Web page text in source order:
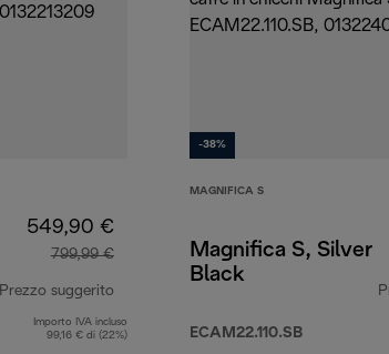
549,90 €
799,99 €
Prezzo suggerito
prezzo originale 799,99 €
Importo IVA incluso
99,16 € di (22%)
-38%
MAGNIFICA S
Magnifica S, Silver
Black
ECAM22.110.SB